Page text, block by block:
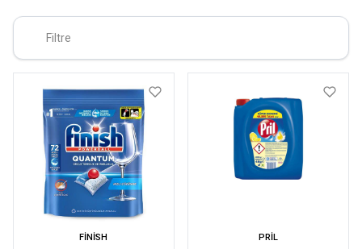
Filtre
FİNİSH PRİL